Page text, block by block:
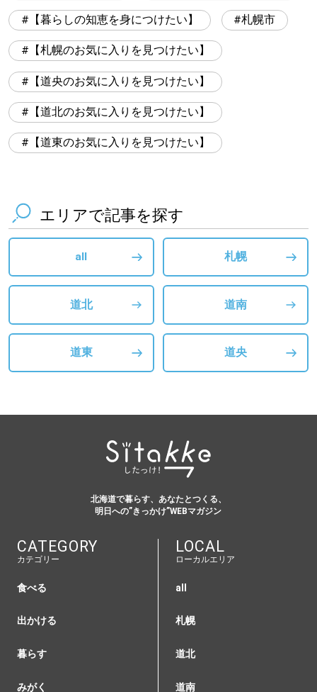
【暮らしの知恵を身につけたい】 札幌市
【札幌のお気に入りを見つけたい】
【道央のお気に入りを見つけたい】
【道北のお気に入りを見つけたい】
【道東のお気に入りを見つけたい】
エリアで記事を探す
all 札幌
道北 道南
道東 道央
北海道で暮らす、あなたとつくる、
明日への”きっかけ”WEBマガジン
CATEGORY
カテゴリー
食べる
出かける
暮らす
みがく
LOCAL
ローカルエリア
all
札幌
道北
道南